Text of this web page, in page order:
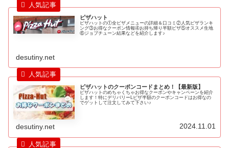
ピザハット
ピザハットの①全ピザメニューの詳細＆口コミ②人気ピザランキ
ング③お得なクーポン情報④お持ち帰り半額ピザ⑤オススメ生地
⑥ジョブチューン結果などを紹介します♪
desutiny.net
ピザハットのクーポンコードまとめ！【最新版】
ピザハットのめちゃくちゃお得なクーポンやキャンペーンを紹介
します！特にデリバリーLピザ半額のクーポンコードはお得なの
でゲットして注文してみて下さい♪
desutiny.net 2024.11.01